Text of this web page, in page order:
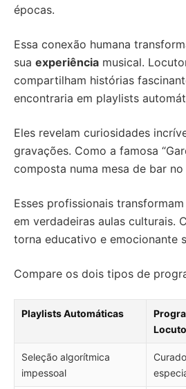
épocas.
Essa conexão humana
sua experiência musical.
compartilham histórias
encontraria em playlists
Eles revelam curiosidades
gravações. Como a famosa
composta numa mesa de bar no
Esses profissionais
em verdadeiras aulas culturais.
torna educativo e emocionante
Compare os dois tipos de
Playlists Automáticas
Seleção algorítmica
impessoal